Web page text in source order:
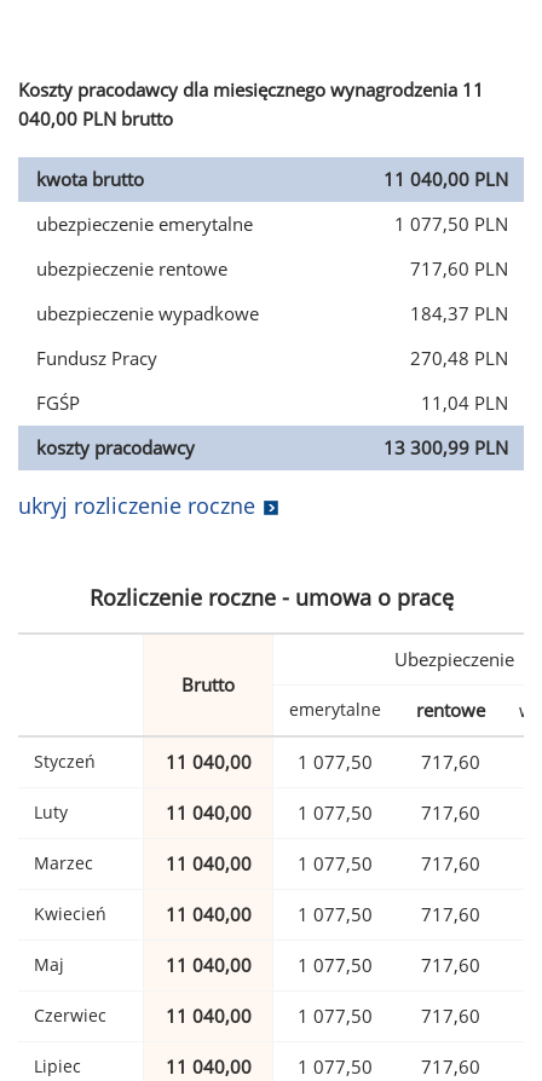
Koszty pracodawcy dla miesięcznego wynagrodzenia 11
040,00 PLN brutto
kwota brutto
11 040,00 PLN
ubezpieczenie emerytalne
1 077,50 PLN
ubezpieczenie rentowe
717,60 PLN
ubezpieczenie wypadkowe
184,37 PLN
Fundusz Pracy
270,48 PLN
FGŚP
11,04 PLN
koszty pracodawcy
13 300,99 PLN
ukryj rozliczenie roczne
Rozliczenie roczne - umowa o pracę
Brutto
Ubezpieczenie
emerytalne rentowe
Styczeń 11 040,00 1 077,50 717,60
Luty 11 040,00 1 077,50 717,60
Marzec 11 040,00 1 077,50 717,60
Kwiecień 11 040,00 1 077,50 717,60
Maj 11 040,00 1 077,50 717,60
Czerwiec 11 040,00 1 077,50 717,60
Lipiec 11 040,00 1 077,50 717,60